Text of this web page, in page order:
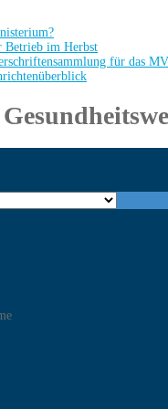
Betrieb im Herbst
für das